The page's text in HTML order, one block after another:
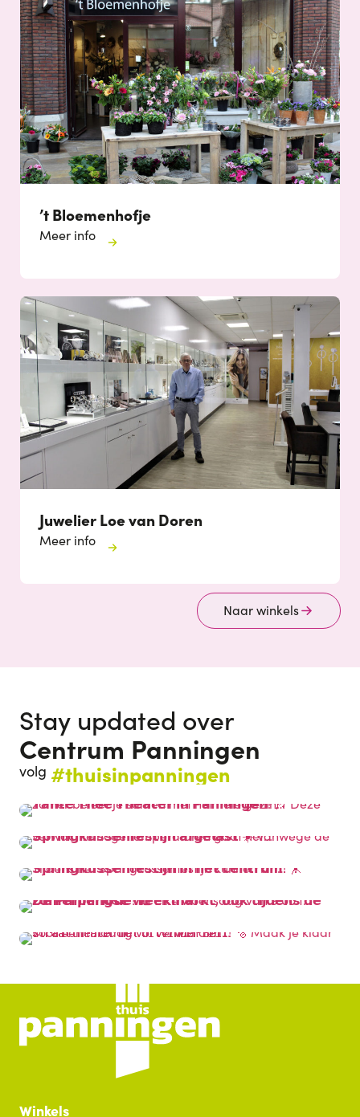
’t Bloemenhofje
Meer info
Juwelier Loe van Doren
Meer info
Naar winkels
Stay updated over
Centrum Panningen
volg #thuisinpanningen
Winkels